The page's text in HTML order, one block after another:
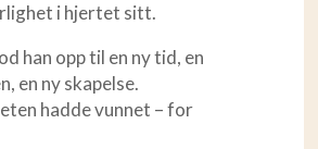
i hjertet sitt.
han opp til en ny tid, en
en ny skapelse.
hadde vunnet – for